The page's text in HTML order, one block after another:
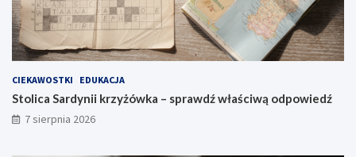
CIEKAWOSTKI EDUKACJA
Stolica Sardynii krzyżówka – sprawdź właściwą odpowiedź
7 sierpnia 2026